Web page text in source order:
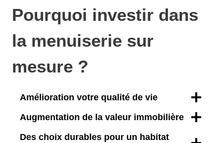
Pourquoi investir dans
la menuiserie sur
mesure ?
Amélioration votre qualité de vie
Augmentation de la valeur immobilière
Des choix durables pour un habitat